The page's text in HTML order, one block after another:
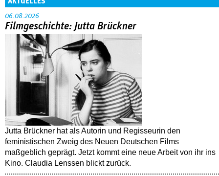
06.08.2026
Filmgeschichte: Jutta Brückner
Jutta Brückner hat als Autorin und Regisseurin den
feministischen Zweig des Neuen Deutschen Films
maßgeblich geprägt. Jetzt kommt eine neue Arbeit von ihr ins
Kino. Claudia Lenssen blickt zurück.